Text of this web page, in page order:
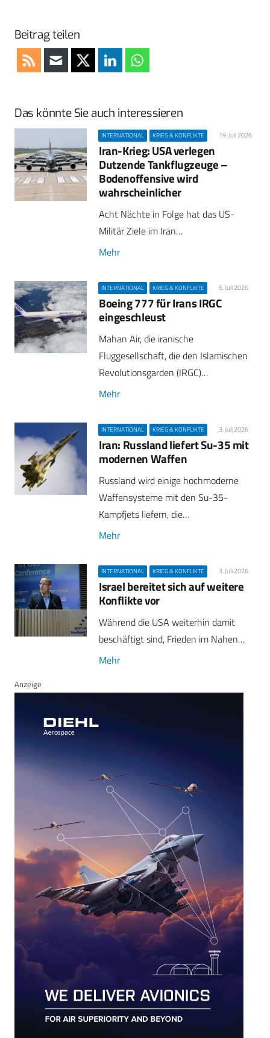
Beitrag teilen
Das könnte Sie auch interessieren
INTERNATIONAL KRIEG & KONFLIKTE 19. Juli 2026
Iran-Krieg: USA verlegen
Dutzende Tankflugzeuge –
Bodenoffensive wird
wahrscheinlicher
Acht Nächte in Folge hat das US-
Militär Ziele im Iran…
Mehr
INTERNATIONAL KRIEG & KONFLIKTE 6. Juli 2026
Boeing 777 für Irans IRGC
eingeschleust
Mahan Air, die iranische
Fluggesellschaft, die den Islamischen
Revolutionsgarden (IRGC)…
Mehr
INTERNATIONAL KRIEG & KONFLIKTE 3. Juli 2026
Iran: Russland liefert Su-35 mit
modernen Waffen
Russland wird einige hochmoderne
Waffensysteme mit den Su-35-
Kampfjets liefern, die…
Mehr
INTERNATIONAL KRIEG & KONFLIKTE 3. Juli 2026
Israel bereitet sich auf weitere
Konflikte vor
Während die USA weiterhin damit
beschäftigt sind, Frieden im Nahen…
Mehr
Anzeige